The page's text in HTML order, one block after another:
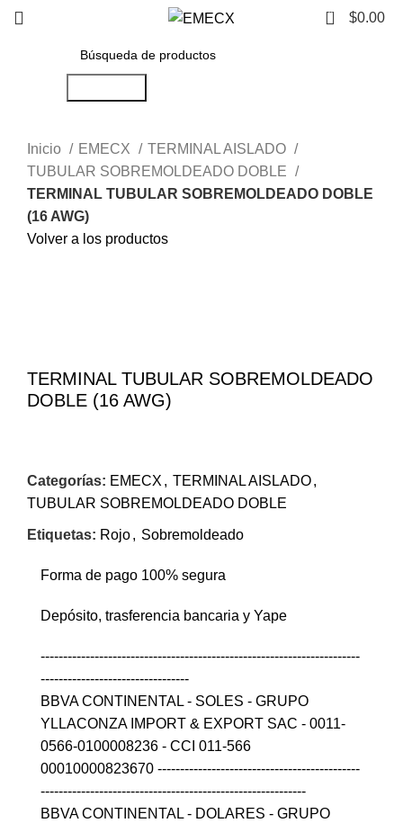
0 $0.00
Inicio EMECX
TERMINAL AISLADO
TUBULAR SOBREMOLDEADO DOBLE
TERMINAL TUBULAR SOBREMOLDEADO DOBLE
(16 AWG)
Volver a los productos
TERMINAL TUBULAR SOBREMOLDEADO
DOBLE (16 AWG)
Categorías: EMECX , TERMINAL AISLADO,
TUBULAR SOBREMOLDEADO DOBLE
Etiquetas: Rojo, Sobremoldeado
Forma de pago 100% segura
Depósito, trasferencia bancaria y Yape
-----------------------------------------------------------------------
---------------------------------
BBVA CONTINENTAL - SOLES - GRUPO
YLLACONZA IMPORT & EXPORT SAC - 0011-
0566-0100008236 - CCI 011-566
00010000823670 ---------------------------------------------
-----------------------------------------------------------
BBVA CONTINENTAL - DOLARES - GRUPO